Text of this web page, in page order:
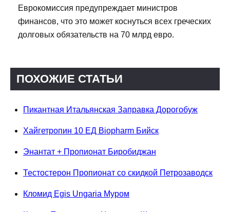
Еврокомиссия предупреждает министров
финансов, что это может коснуться всех греческих
долговых обязательств на 70 млрд евро.
ПОХОЖИЕ СТАТЬИ
Пикантная Итальянская Заправка Дорогобуж
Хайгетропин 10 ЕД Biopharm Бийск
Энантат + Пропионат Биробиджан
Тестостерон Пропионат со скидкой Петрозаводск
Кломид Egis Ungaria Муром